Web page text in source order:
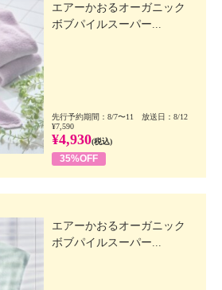
エアーかおるオーガニック
ボブパイルスーパー...
先行予約期間：8/7〜11 放送日：8/12
¥7,590
¥4,930(税込)
35%OFF
エアーかおるオーガニック
ボブパイルスーパー...